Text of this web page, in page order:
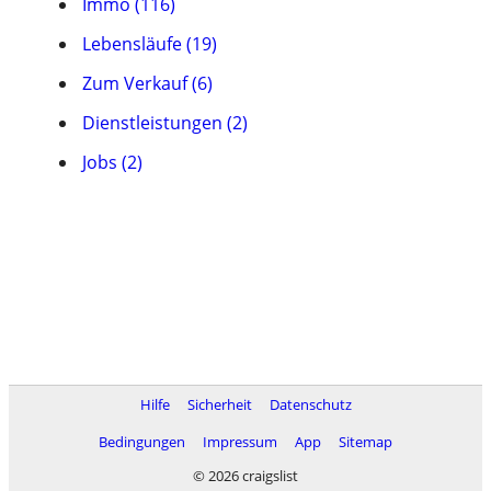
Lebensläufe (19)
Zum Verkauf (6)
Dienstleistungen (2)
Jobs (2)
Hilfe Sicherheit
Datenschutz
Bedingungen
Impressum App
Sitemap
© 2026 craigslist